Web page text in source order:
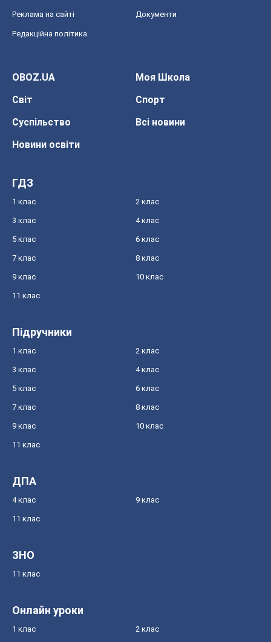
Реклама на сайті Документи
Редакційна політика
OBOZ.UA
Моя Школа
Світ
Спорт
Суспільство
Всі новини
Новини освіти
ГДЗ
1 клас 2 клас
3 клас 4 клас
5 клас 6 клас
7 клас 8 клас
9 клас 10 клас
11 клас
Підручники
1 клас 2 клас
3 клас 4 клас
5 клас 6 клас
7 клас 8 клас
9 клас 10 клас
11 клас
ДПА
4 клас 9 клас
11 клас
ЗНО
11 клас
Онлайн уроки
1 клас 2 клас